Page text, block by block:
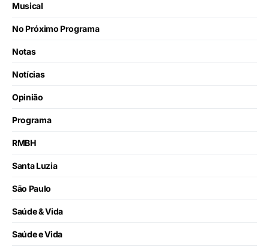
Musical
No Próximo Programa
Notas
Notícias
Opinião
Programa
RMBH
Santa Luzia
São Paulo
Saúde & Vida
Saúde e Vida